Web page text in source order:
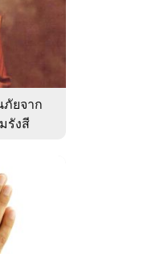
ยจาก
รังสี